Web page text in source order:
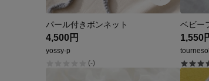
パール付きボンネット
4,500円
yossy-p
(-)
ベビー
1,550
tournesol